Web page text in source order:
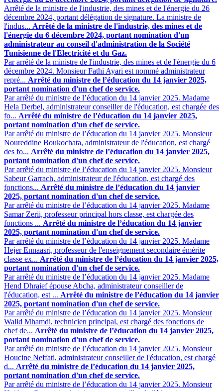
Arrêté de la ministre de l'industrie, des mines et de l'énergie du 26
décembre 2024, portant délégation de signature. La ministre de
l'indus... Arrêté de la ministre de l'industrie, des mines et de
l'énergie du 6 décembre 2024, portant nomination d'un
administrateur au conseil d'administration de la Société
Tunisienne de l'Electricité et du Gaz.
Par arrêté de la ministre de l'industrie, des mines et de l'énergie du 6
décembre 2024. Monsieur Fathi Ayari est nommé administrateur
repré... Arrêté du ministre de l’éducation du 14 janvier 2025,
portant nomination d'un chef de service.
Par arrêté du ministre de l’éducation du 14 janvier 2025. Madame
Hela Derbel, administrateur conseiller de l'éducation, est chargée des
fo... Arrêté du ministre de l’éducation du 14 janvier 2025,
portant nomination d'un chef de service.
Par arrêté du ministre de l’éducation du 14 janvier 2025. Monsieur
Noureddine Boukochata, administrateur de l'éducation, est chargé
des fo... Arrêté du ministre de l’éducation du 14 janvier 2025,
portant nomination d'un chef de service.
Par arrêté du ministre de l’éducation du 14 janvier 2025. Monsieur
Sabeur Garrach, administrateur de l'éducation, est chargé des
fonctions... Arrêté du ministre de l’éducation du 14 janvier
2025, portant nomination d'un chef de service.
Par arrêté du ministre de l’éducation du 14 janvier 2025. Madame
Samar Zerii, professeur principal hors classe, est chargée des
fonctions ... Arrêté du ministre de l’éducation du 14 janvier
2025, portant nomination d'un chef de service.
Par arrêté du ministre de l’éducation du 14 janvier 2025. Madame
Hejer Ennaasri, professeur de l'enseignement secondaire émérite
classe ex... Arrêté du ministre de l’éducation du 14 janvier 2025,
portant nomination d'un chef de service.
Par arrêté du ministre de l’éducation du 14 janvier 2025. Madame
Hend Dhraief épouse Abcha, administrateur conseiller de
l'éducation, est ... Arrêté du ministre de l’éducation du 14 janvier
2025, portant nomination d'un chef de service.
Par arrêté du ministre de l’éducation du 14 janvier 2025. Monsieur
Walid Mhamdi, technicien principal, est chargé des fonctions de
chef de... Arrêté du ministre de l’éducation du 14 janvier 2025,
portant nomination d'un chef de service.
Par arrêté du ministre de l’éducation du 14 janvier 2025. Monsieur
Houcine Neffati, administrateur conseiller de l'éducation, est chargé
d... Arrêté du ministre de l’éducation du 14 janvier 2025,
portant nomination d'un chef de service.
Par arrêté du ministre de l’éducation du 14 janvier 2025. Monsieur